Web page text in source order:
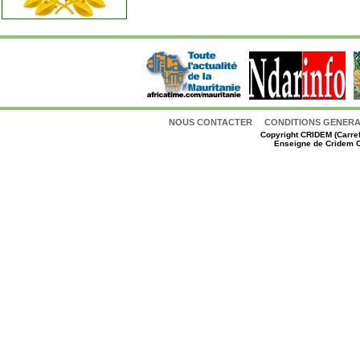
NOUS CONTACTER CONDITIONS
CopyrightCRIDEM
Enseigne de Cridem